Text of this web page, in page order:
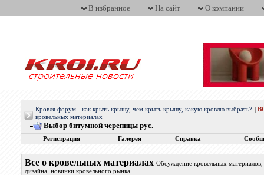
В избранное На сайт О компании
Кровля форум - как крыть крышу, чем крыть крышу, какую кровлю выбрать?
кровельных материалах
Выбор битумной черепицы рус.
Регистрация Галерея Справка
Все о кровельных материалах Обсуждение кровельных
дизайна, новинки кровельного рынка